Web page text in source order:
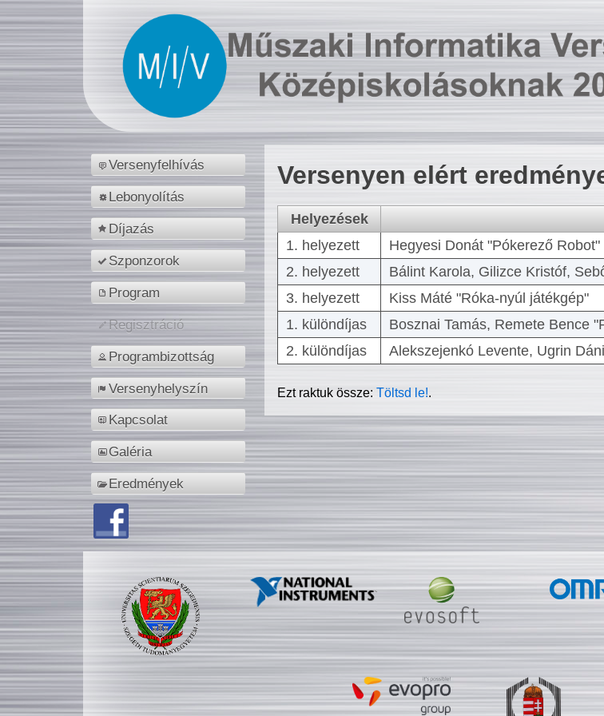
Versenyfelhívás
Lebonyolítás
Díjazás
Szponzorok
Program
Regisztráció
Programbizottság
Versenyhelyszín
Kapcsolat
Galéria
Eredmények
Versenyen elért
Helyezések
1. helyezett
Hegyesi Donát "Pókerező Robot"
2. helyezett
Bálint Karola, Gilizce Kristóf,
3. helyezett
Kiss Máté "Róka-nyúl játékgép"
1. különdíjas
Bosznai Tamás, Remete Bence
2. különdíjas
Alekszejenkó Levente, Ugrin
Ezt raktuk össze:Töltsd le!.